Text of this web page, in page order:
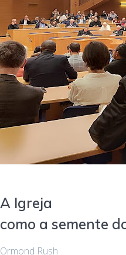
A Igreja
como a semente
Ormond Rush